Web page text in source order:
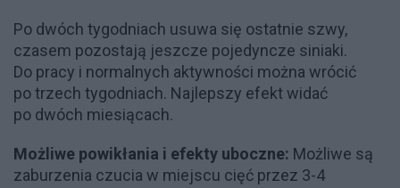
Po dwóch tygodniach usuwa się ostatnie szwy,
czasem pozostają jeszcze pojedyncze siniaki.
Do pracy i normalnych aktywności można wrócić
po trzech tygodniach. Najlepszy efekt widać
po dwóch miesiącach.
Możliwe powikłania i efekty uboczne: Możliwe są
zaburzenia czucia w miejscu cięć przez 3-4